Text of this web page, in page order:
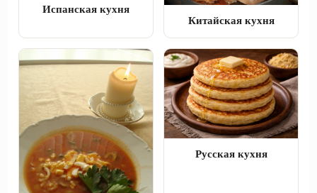
Испанская кухня
Китайская кухня
Русская кухня